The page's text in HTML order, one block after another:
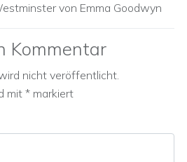
von Emma Goodwyn
Kommentar
nicht veröffentlicht.
mit * markiert